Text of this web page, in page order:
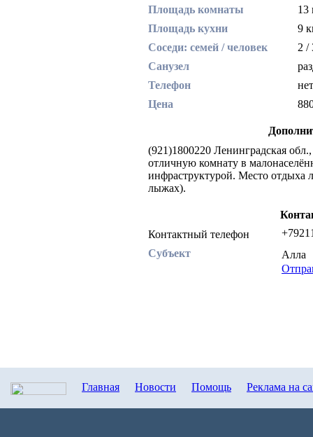
Площадь комнаты
Площадь кухни
9
Соседи: семей / человек
2
Санузел
Телефон
Цена
(921)1800220 Ленинградская
отличную комнату в
инфраструктурой. Место отдыха
лыжах).
Контактный телефон
Субъект
Главная Новости Помощь Реклама на